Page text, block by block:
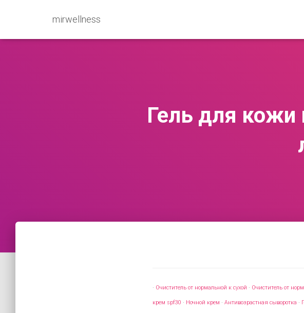
mirwellness
Гель для кожи
· Очиститель от нормальной к сухой · Очиститель от
крем spf30 · Ночной крем · Антивозрастная сыворотка ·